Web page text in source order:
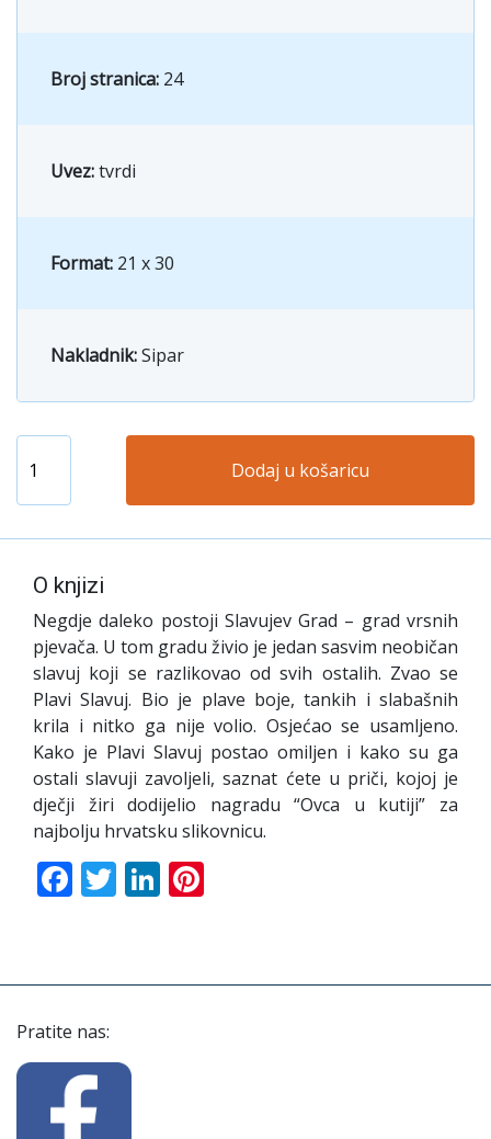
Broj stranica: 24
Uvez:tvrdi
Format: 21 x 30
Nakladnik:Sipar
Dodaj u košaricu
O knjizi
Negdje daleko postoji Slavujev Grad – grad vrsnih
pjevača. U tom gradu živio je jedan sasvim neobičan
slavuj koji se razlikovao od svih ostalih. Zvao se
Plavi Slavuj. Bio je plave boje, tankih i slabašnih
krila i nitko ga nije volio. Osjećao se usamljeno.
Kako je Plavi Slavuj postao omiljen i kako su ga
ostali slavuji zavoljeli, saznat ćete u priči, kojoj je
dječji žiri dodijelio nagradu “Ovca u kutiji” za
najbolju hrvatsku slikovnicu.
Facebook
TwitterLinkedIn
Pratite nas: